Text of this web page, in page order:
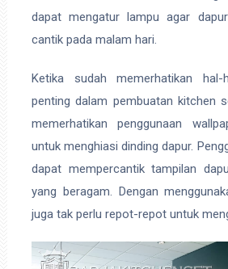
dapat mengatur lampu agar
cantik pada malam hari.
Ketika sudah memerhatikan hal-
penting dalam pembuatan kitchen
memerhatikan penggunaan
untuk menghiasi dinding dapur.
dapat mempercantik tampilan
yang beragam. Dengan
juga tak perlu repot-repot untuk